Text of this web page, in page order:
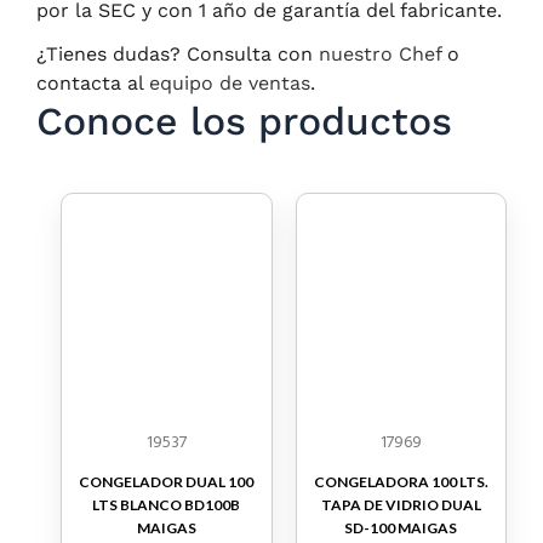
por la SEC y con 1 año de garantía del fabricante.
¿Tienes dudas? Consulta con nuestro Chefo
contacta al equipo de ventas.
Conoce los productos
19537
CONGELADOR DUAL 100
LTS BLANCO BD100B
MAIGAS
17969
CONGELADORA 100 LTS.
TAPA DE VIDRIO DUAL
SD-100 MAIGAS